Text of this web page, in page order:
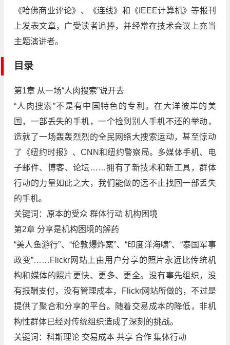
《哈佛商业评论》、《连线》和《IEEE计算机》等报刊
上发表文章，广受读者追捧，并经常在技术会议上充当
主题演讲者。
目录
第1章 从一场“人肉搜索”说开去
“人肉搜索”不是有中国特色的专利。在大洋彼岸的美
国，一部丢失的手机，一个捡到别人手机不还的举动，
造就了一场轰轰烈烈的全民网络大搜索运动，甚至惊动
了《纽约时报》、CNN和纽约警察局。多媒体手机、电
子邮件、博客、论坛……拥有了新技术和新工具，群体
行动的力量如此之大，我们能做的远不止找回一部丢失
的手机。
关键词：原本的受众 群体行动 机构困境
第2章 分享是机构困境的解药
“美人鱼游行”、“伦敦爆炸案”、“印度洋海啸”、“泰国军事
政变”……Flickr网站上由用户分享的照片永远比传统机
构和媒体的照片更快、更多、更全。没有事先组织，没
有报酬支付，没有管理成本，Flickr网站所做的，不过是
提供了聚合和分享的平台。随着交易成本的降低，非机
构性群体已经对传统组织造成了深刻的挑战。
关键词：科斯理论 交易成本 共享 合作 集体行动